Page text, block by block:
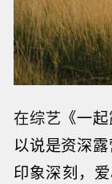
在综艺 《一
以说是资深
印象深刻，